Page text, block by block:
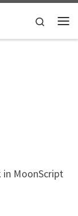
Search
MoonScript